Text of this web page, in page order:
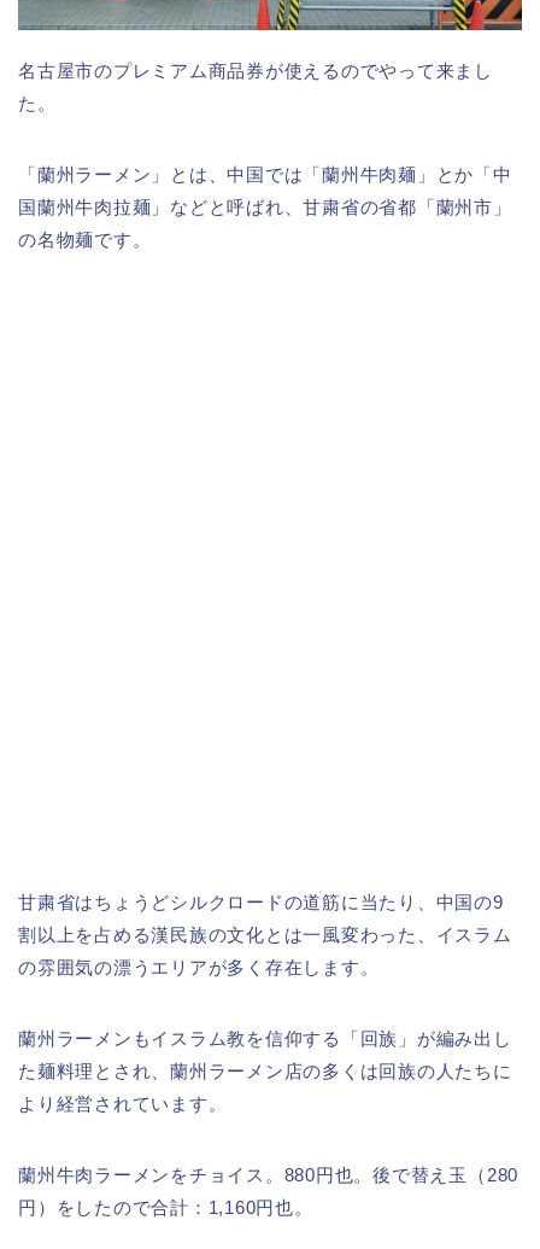
名古屋市のプレミアム商品券が使えるのでやって来まし
た。
「蘭州ラーメン」とは、中国では「蘭州牛肉麺」とか「中
国蘭州牛肉拉麺」などと呼ばれ、甘粛省の省都「蘭州市」
の名物麺です。
甘粛省はちょうどシルクロードの道筋に当たり、中国の9
割以上を占める漢民族の文化とは一風変わった、イスラム
の雰囲気の漂うエリアが多く存在します。
蘭州ラーメンもイスラム教を信仰する「回族」が編み出し
た麺料理とされ、蘭州ラーメン店の多くは回族の人たちに
より経営されています。
蘭州牛肉ラーメンをチョイス。880円也。後で替え玉（280
円）をしたので合計：1,160円也。